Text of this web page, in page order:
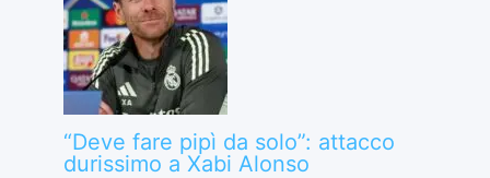
“Deve fare pipì da solo”: attacco
durissimo a Xabi Alonso